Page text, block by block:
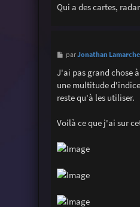
Qui a des cartes,
M
s
s
a
e
parJonathan Lamarche
J'ai pas grand chose
une multitude
reste qu'à les utiliser.
Voilà ce que j'ai sur